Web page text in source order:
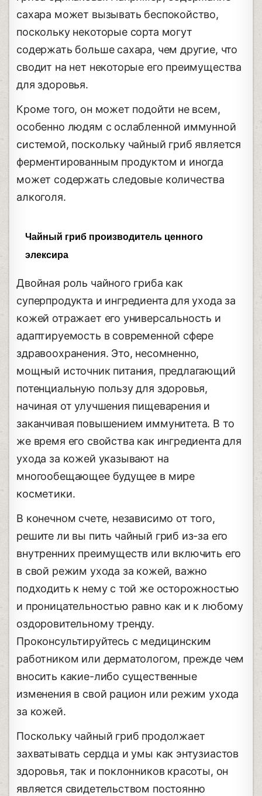
сахара может вызывать беспокойство,
поскольку некоторые сорта могут
содержать больше сахара, чем другие, что
сводит на нет некоторые его преимущества
для здоровья.
Кроме того, он может подойти не всем,
особенно людям с ослабленной иммунной
системой, поскольку чайный гриб является
ферментированным продуктом и иногда
может содержать следовые количества
алкоголя.
Чайный гриб производитель ценного
элексира
Двойная роль чайного гриба как
суперпродукта и ингредиента для ухода за
кожей отражает его универсальность и
адаптируемость в современной сфере
здравоохранения. Это, несомненно,
мощный источник питания, предлагающий
потенциальную пользу для здоровья,
начиная от улучшения пищеварения и
заканчивая повышением иммунитета. В то
же время его свойства как ингредиента для
ухода за кожей указывают на
многообещающее будущее в мире
косметики.
В конечном счете, независимо от того,
решите ли вы пить чайный гриб из-за его
внутренних преимуществ или включить его
в свой режим ухода за кожей, важно
подходить к нему с той же осторожностью
и проницательностью равно как и к любому
оздоровительному тренду.
Проконсультируйтесь с медицинским
работником или дерматологом, прежде чем
вносить какие-либо существенные
изменения в свой рацион или режим ухода
за кожей.
Поскольку чайный гриб продолжает
захватывать сердца и умы как энтузиастов
здоровья, так и поклонников красоты, он
является свидетельством постоянно